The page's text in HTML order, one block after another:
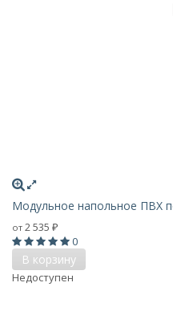
Модульное напольное ПВХ
от 2 535 ₽
0
В корзину
Недоступен